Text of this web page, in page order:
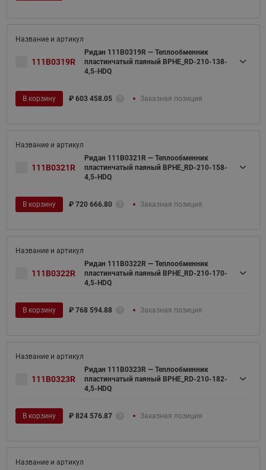
111B0319R
Ридан 111B0319R — Теплообменник
пластинчатый паяный BPHE_RD-210-138-
4,5-HDQ
В корзину ₽ 603 458.05 Заказная позиция
111B0321R
Ридан 111B0321R — Теплообменник
пластинчатый паяный BPHE_RD-210-158-
4,5-HDQ
В корзину ₽ 720 666.80 Заказная позиция
111B0322R
Ридан 111B0322R — Теплообменник
пластинчатый паяный BPHE_RD-210-170-
4,5-HDQ
В корзину ₽ 768 594.88 Заказная позиция
111B0323R
Ридан 111B0323R — Теплообменник
пластинчатый паяный BPHE_RD-210-182-
4,5-HDQ
В корзину ₽ 824 576.87 Заказная позиция